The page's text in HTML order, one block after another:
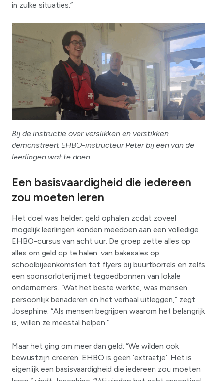
in zulke situaties.”
Bij de instructie over verslikken en verstikken
demonstreert EHBO-instructeur Peter bij één van de
leerlingen wat te doen.
Een basisvaardigheid die iedereen
zou moeten leren
Het doel was helder: geld ophalen zodat zoveel
mogelijk leerlingen konden meedoen aan een volledige
EHBO-cursus van acht uur. De groep zette alles op
alles om geld op te halen: van bakesales op
schoolbijeenkomsten tot flyers bij buurtborrels en zelfs
een sponsorloterij met tegoedbonnen van lokale
ondernemers. “Wat het beste werkte, was mensen
persoonlijk benaderen en het verhaal uitleggen,” zegt
Josephine. “Als mensen begrijpen waarom het belangrijk
is, willen ze meestal helpen.”
Maar het ging om meer dan geld: “We wilden ook
bewustzijn creëren. EHBO is geen ‘extraatje’. Het is
eigenlijk een basisvaardigheid die iedereen zou moeten